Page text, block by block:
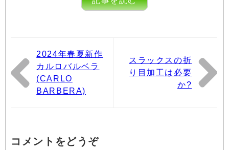
2024年春夏新作
カルロバルベラ
(CARLO
BARBERA)
スラックスの折
り目加工は必要
か?
コメントをどうぞ